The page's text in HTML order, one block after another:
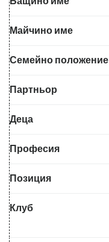
Майчино име
Семейно положение
Партньор
Деца
Професия
Позиция
Клуб